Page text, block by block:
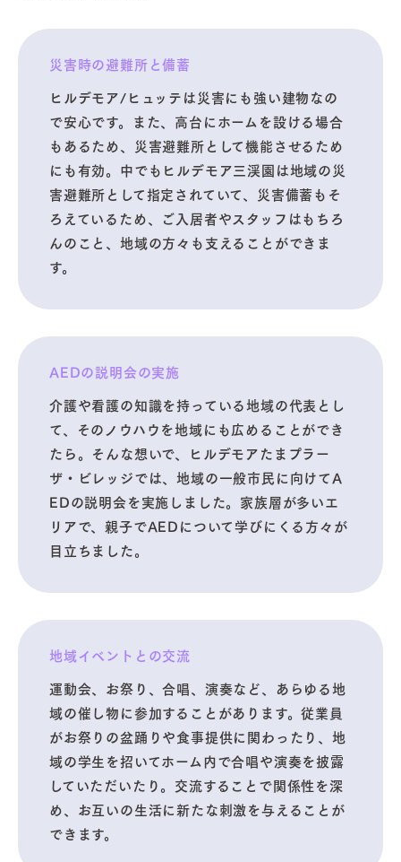
災害時の避難所と備蓄
ヒルデモア/ヒュッテは災害にも強い建物なの
で安心です。また、高台にホームを設ける場合
もあるため、災害避難所として機能させるため
にも有効。中でもヒルデモア三渓園は地域の災
害避難所として指定されていて、災害備蓄もそ
ろえているため、ご入居者やスタッフはもちろ
んのこと、地域の方々も支えることができま
す。
AEDの説明会の実施
介護や看護の知識を持っている地域の代表とし
て、そのノウハウを地域にも広めることができ
たら。そんな想いで、ヒルデモアたまプラー
ザ・ビレッジでは、地域の一般市民に向けてA
EDの説明会を実施しました。家族層が多いエ
リアで、親子でAEDについて学びにくる方々が
目立ちました。
地域イベントとの交流
運動会、お祭り、合唱、演奏など、あらゆる地
域の催し物に参加することがあります。従業員
がお祭りの盆踊りや食事提供に関わったり、地
域の学生を招いてホーム内で合唱や演奏を披露
していただいたり。交流することで関係性を深
め、お互いの生活に新たな刺激を与えることが
できます。